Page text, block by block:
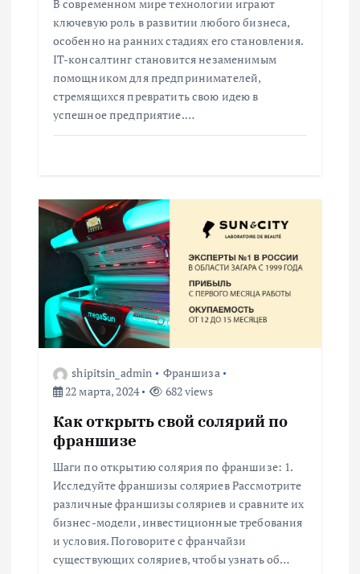
В современном мире технологии играют
ключевую роль в развитии любого бизнеса,
особенно на ранних стадиях его становления.
IT-консалтинг становится незаменимым
помощником для предпринимателей,
стремящихся превратить свою идею в
успешное предприятие.…
shipitsin_admin
Франшиза
22 марта, 2024
682 views
Как открыть свой солярий по
франшизе
Шаги по открытию солярия по франшизе: 1.
Исследуйте франшизы соляриев Рассмотрите
различные франшизы соляриев и сравните их
бизнес-модели, инвестиционные требования
и условия. Поговорите с франчайзи
существующих соляриев, чтобы узнать об…